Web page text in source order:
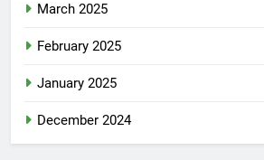
March 2025
February 2025
January 2025
December 2024